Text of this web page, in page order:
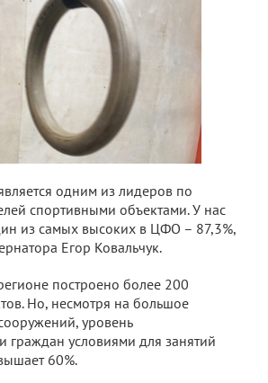
одним из лидеров по
спортивными объектами. У нас
из самых высоких в ЦФО – 87,3%,
Егор Ковальчук.
построено более 200
Но, несмотря на большое
уровень
граждан условиями для занятий
60%.